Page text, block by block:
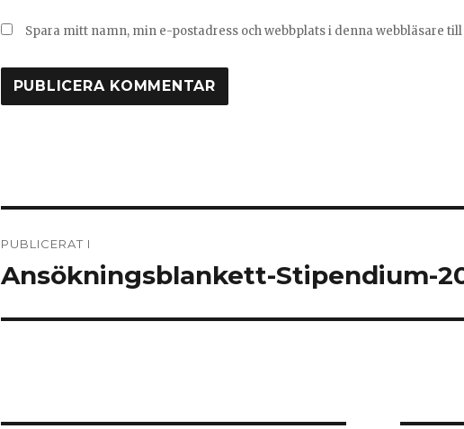
Spara mitt namn, min e-postadress och webbplats i denna webbläsare
PUBLICERAT I
Ansökningsblankett-Stipendium-